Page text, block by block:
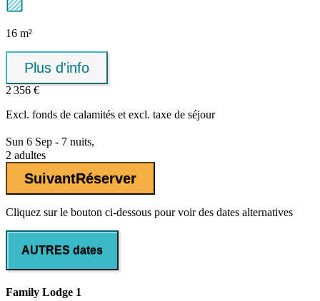
16 m²
Plus d'info
2 356 €
Excl. fonds de calamités et excl. taxe de séjour
Sun 6 Sep - 7 nuits,
2 adultes
SuivantRéserver
Cliquez sur le bouton ci-dessous pour voir des dates alternatives
AUTRES dates
Family Lodge 1